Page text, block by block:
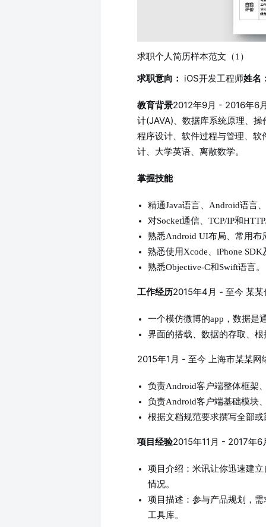
求职个人简历样本范文（1）
求职意向： iOS开发工程师姓名
教育背景2012年9月 - 2016年6
计(JAVA)、数据库系统原理、
程序设计、软件过程与管理、
计、大学英语、离散数学。
掌握技能
精通Java语言、Android语言
对Socket通信、TCP/IP和
熟悉Android UI布局、常用布
熟悉使用Xcode、iPhone
熟悉Objective-C和Swift语言。
工作经历2015年4月 - 至今 某
一个模仿微博的app，数据是
界面的搭载、数据的存取、
2015年1月 - 至今 上海市某某
负责Android客户端整体框架
负责Android客户端基础模块
根据文档规范要求撰写全部
项目经验2015年11月 - 2017年
项目介绍：米讯让你迅速建
情况。
项目描述：参与产品规划，
工具库。